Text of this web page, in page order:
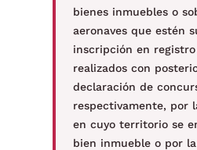
bienes inmuebles o
aeronaves que estén
inscripción en
realizados con
declaración de
respectivamente, por
en cuyo territorio se
bien inmueble o por